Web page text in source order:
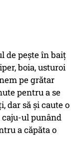
de pește în baiț
boia, usturoi
pe grătar
pentru a se
dar să și caute o
ul punând
a căpăta o